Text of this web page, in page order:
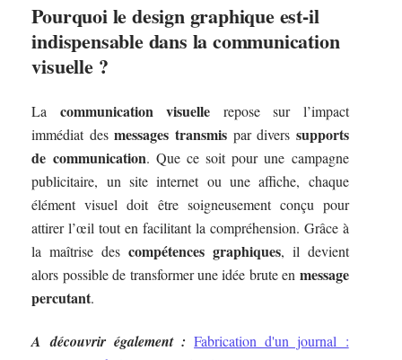
Pourquoi le design graphique est-il
indispensable dans la communication
visuelle ?
La communication visuelle repose sur l’impact
immédiat desmessages transmis par divers supports
de communication. Que ce soit pour une campagne
publicitaire, un site internet ou une affiche, chaque
élément visuel doit être soigneusement conçu pour
attirer l’œil tout en facilitant la compréhension. Grâce à
la maîtrise des compétences graphiques, il devient
alors possible de transformer une idée brute en message
percutant.
A découvrir également : Fabrication d'un journal :